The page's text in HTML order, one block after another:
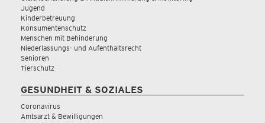
Jugend
Kinderbetreuung
Konsumentenschutz
Menschen mit Behinderung
Niederlassungs- und Aufenthaltsrecht
Senioren
Tierschutz
GESUNDHEIT & SOZIALES
Coronavirus
Amtsarzt & Bewilligungen